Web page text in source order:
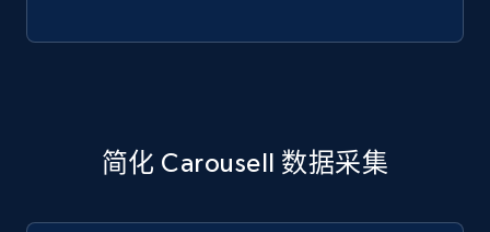
简化 Carousell 数据采集